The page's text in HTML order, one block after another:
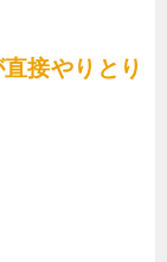
接やりとり